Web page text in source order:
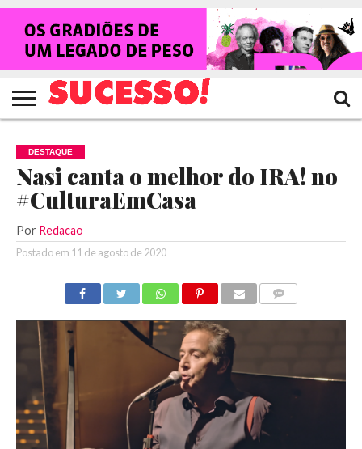
HOME
NOTÍCIAS
SHOWS
ENTREVISTAS
CLIQUES
RANKING
CROWLEY
TV
SUCESSO!
REVISTA
SUCESSO!
DESTAQUE
Nasi canta o melhor do IRA! no
#CulturaEmCasa
Por Redacao
Postado em 11 de agosto de 2020